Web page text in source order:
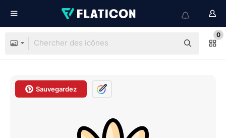
0
Sauvegardez